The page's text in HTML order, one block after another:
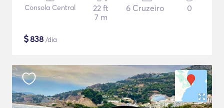
Consola Central
22 ft
7 m
6 Cruzeiro 0
$838 /dia